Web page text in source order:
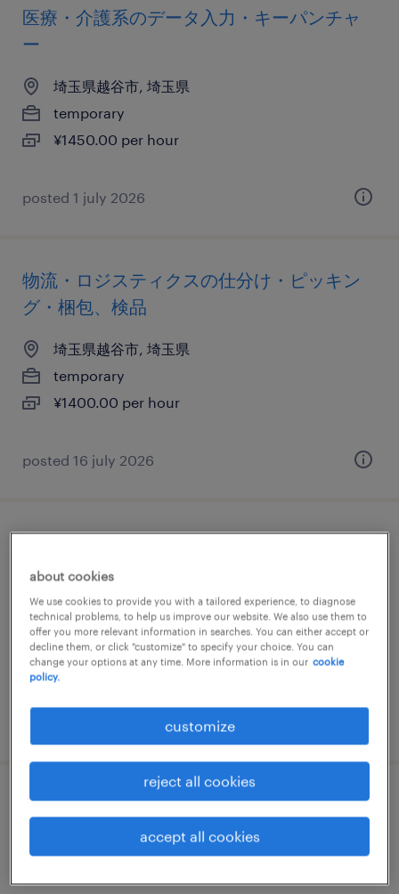
医療・介護系のデータ入力・キーパンチャ
ー
埼玉県越谷市, 埼玉県
temporary
¥1450.00 per hour
posted 1 july 2026
物流・ロジスティクスの仕分け・ピッキン
グ・梱包、検品
埼玉県越谷市, 埼玉県
temporary
¥1400.00 per hour
posted 16 july 2026
ング・梱包、検品
埼玉県越谷市, 埼玉県
temp to perm
¥1400.00 per hour
posted 20 february 2026
その他の食品加工・検査・袋詰め
埼玉県越谷市, 埼玉県
about cookies
We use cookies to provide you with a tailored experience, to diagnose
technical problems, to help us improve our website. We also use them to
offer you more relevant information in searches. You can either accept or
decline them, or click "customize" to specify your choice. You can
change your options at any time. More information is in our cookie
policy.
customize
reject all cookies
accept all cookies